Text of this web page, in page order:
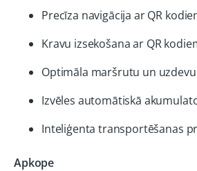
Precīza navigācija ar QR
Kravu izsekošana ar QR
Optimāla maršrutu un
Izvēles automātiskā
Inteliģenta transportēšanas
Apkope